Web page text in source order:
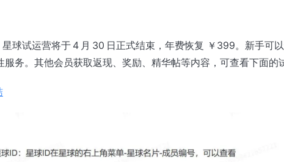
星球试运营将于 4 月 30 日正式结束，年费恢复 ￥399。新手可
服务。其他会员获取返现、奖励、精华帖等内容，可查看下面的